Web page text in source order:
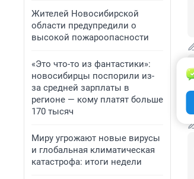
Жителей Новосибирской
области предупредили о
высокой пожароопасности
«Это что-то из фантастики»:
новосибирцы поспорили из-
за средней зарплаты в
регионе — кому платят больше
170 тысяч
Миру угрожают новые вирусы
и глобальная климатическая
катастрофа: итоги недели